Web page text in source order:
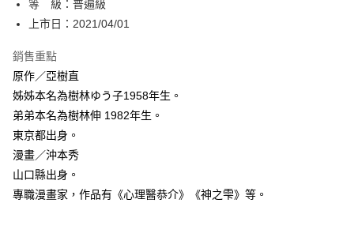
１．於結帳方式選擇「AFTEE先享後付」後，將跳轉至「AFTEE先享後付」
結帳頁面，進行簡訊認證並確認金額後，即可完成結帳。
２．訂單成立數日內，您將收到繳費通知簡訊。
ATM／網路銀行／等多元方式進行付款，方視為交易完成。
※ 請注意：結帳手續完成當下不需立刻繳費，但若您需要取消訂單，請聯絡
購買商品的店家。未經商家同意取消之訂單仍視為有效，需透過AFTEE先享
後付繳納相關費用。
※ 交易是否成功請以「AFTEE先享後付 」之結帳頁面顯示為準，若有關於
是否繳費成功／繳費後需取消欲退款等相關疑問，請聯繫「AFTEE先享後付
【注意事項】
１．透過由恩沛科技股份有限公司提供之「AFTEE先享後付」服務完成之交
易，需依本服務之必要範圍內提供個人資料，並將交易相關給付款項請求債
付款後全家取貨
每筆NT$80，滿NT$500(含以上)免運費
付款後萊爾富取貨
每筆NT$80，滿NT$500(含以上)免運費
7-11取貨付款
每筆NT$80，滿NT$500(含以上)免運費
等 級：普遍級
上市日：2021/04/01
銷售重點
原作／亞樹直
姊姊本名為樹林ゆう子1958年生。
弟弟本名為樹林伸 1982年生。
東京都出身。
漫畫／沖本秀
山口縣出身。
專職漫畫家，作品有《心理醫恭介》《神之雫》等。